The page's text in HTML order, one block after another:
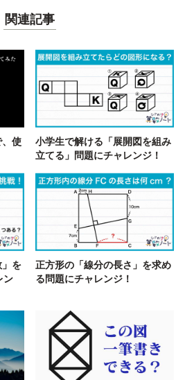
関連記事
、使
小学生で解ける「展開図を組み
立てる」問題にチャレンジ！
を
ン
正方形の「線分の長さ」を求め
る問題にチャレンジ！